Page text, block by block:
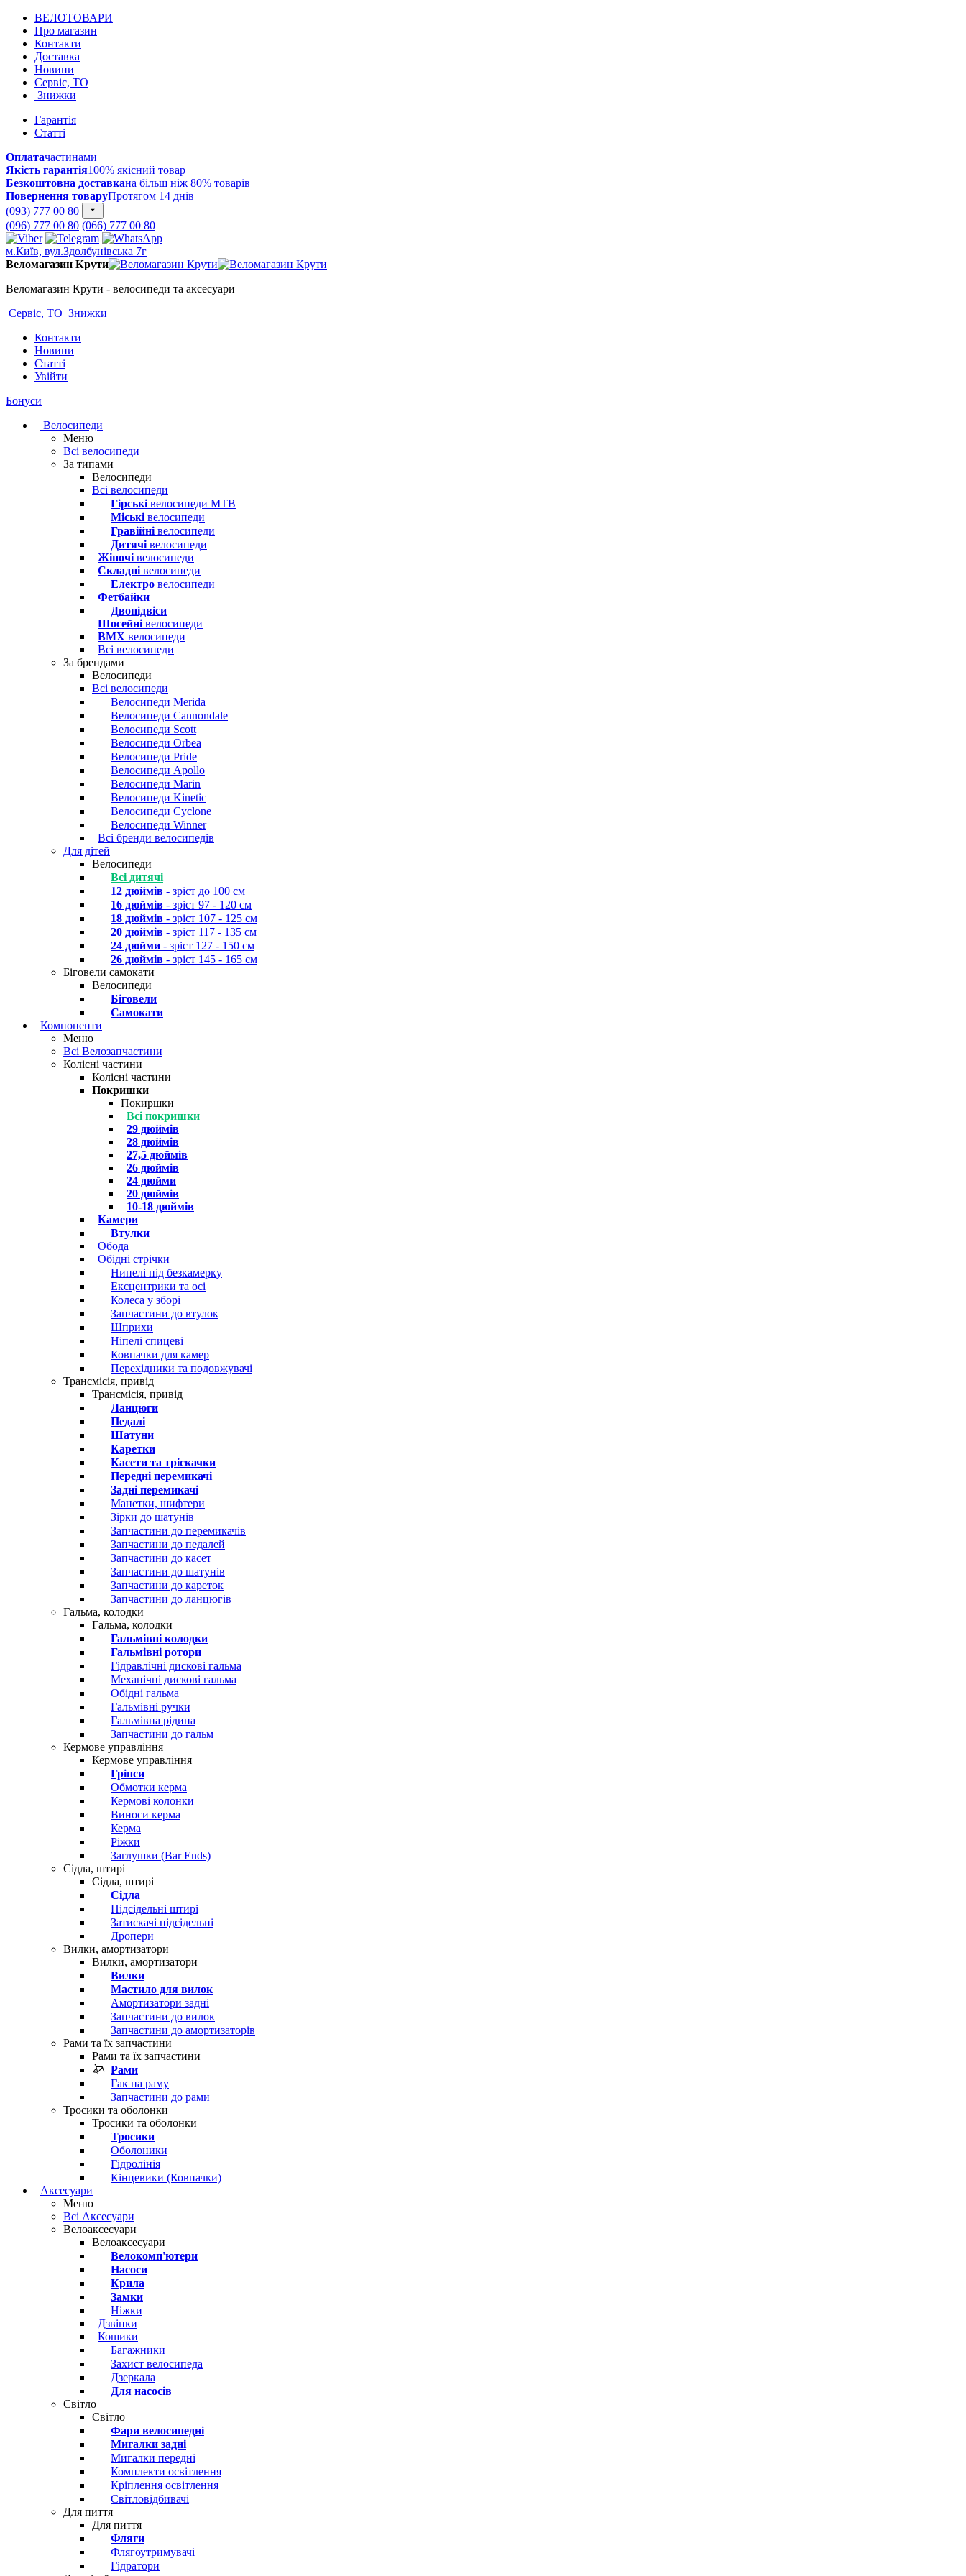
ВЕЛОТОВАРИ
Про магазин
Контакти
Доставка
Новини
Сервіс, ТО
Знижки
Гарантія
Статті
Оплатачастинами
Якість гарантія100% якісний товар
Безкоштовна доставкана більш ніж 80% товарів
Повернення товаруПротягом 14 днів
(093) 777 00 80
(096) 777 00 80 (066) 777 00 80
м.Київ, вул.Здолбунівська 7г
Веломагазин Крути
Веломагазин Крути - велосипеди та аксесуари
Сервіс, ТО Знижки
Контакти
Новини
Статті
Увійти
Бонуси
Велосипеди
Меню
Всі велосипеди
За типами
Велосипеди
Всі велосипеди
Гірські велосипеди MTB
Міські велосипеди
Гравійні велосипеди
Дитячі велосипеди
Жіночі велосипеди
Складні велосипеди
Електро велосипеди
Фетбайки
Двопідвіси
Шосейні велосипеди
BMX велосипеди
Всі велосипеди
За брендами
Велосипеди
Всі велосипеди
Велосипеди Merida
Велосипеди Cannondale
Велосипеди Scott
Велосипеди Orbea
Велосипеди Pride
Велосипеди Apollo
Велосипеди Marin
Велосипеди Kinetic
Велосипеди Cyclone
Велосипеди Winner
Всі бренди велосипедів
Для дітей
Велосипеди
Всі дитячі
12 дюймів - зріст до 100 см
16 дюймів - зріст 97 - 120 см
18 дюймів - зріст 107 - 125 см
20 дюймів - зріст 117 - 135 см
24 дюйми - зріст 127 - 150 см
26 дюймів - зріст 145 - 165 см
Біговели самокати
Велосипеди
Біговели
Самокати
Компоненти
Меню
Всі Велозапчастини
Колісні частини
Колісні частини
Покришки
Покиршки
Всі покришки
29 дюймів
28 дюймів
27,5 дюймів
26 дюймів
24 дюйми
20 дюймів
10-18 дюймів
Камери
Втулки
Обода
Обідні стрічки
Нипелі під безкамерку
Ексцентрики та осі
Колеса у зборі
Запчастини до втулок
Шприхи
Ніпелі спицеві
Ковпачки для камер
Перехідники та подовжувачі
Трансмісія, привід
Трансмісія, привід
Ланцюги
Педалі
Шатуни
Каретки
Касети та тріскачки
Передні перемикачі
Задні перемикачі
Манетки, шифтери
Зірки до шатунів
Запчастини до перемикачів
Запчастини до педалей
Запчастини до касет
Запчастини до шатунів
Запчастини до кареток
Запчастини до ланцюгів
Гальма, колодки
Гальма, колодки
Гальмівні колодки
Гальмівні ротори
Гідравлічні дискові гальма
Механічні дискові гальма
Обідні гальма
Гальмівні ручки
Гальмівна рідина
Запчастини до гальм
Кермове управління
Кермове управління
Гріпси
Обмотки керма
Кермові колонки
Виноси керма
Керма
Ріжки
Заглушки (Bar Ends)
Сідла, штирі
Сідла, штирі
Сідла
Підсідельні штирі
Затискачі підсідельні
Дропери
Вилки, амортизатори
Вилки, амортизатори
Вилки
Мастило для вилок
Амортизатори задні
Запчастини до вилок
Запчастини до амортизаторів
Рами та їх запчастини
Рами та їх запчастини
Рами
Гак на раму
Запчастини до рами
Тросики та оболонки
Тросики та оболонки
Тросики
Оболоники
Гідролінія
Кінцевики (Ковпачки)
Аксесуари
Меню
Всі Аксесуари
Велоаксесуари
Велоаксесуари
Велокомп'ютери
Насоси
Крила
Замки
Ніжки
Дзвінки
Кошики
Багажники
Захист велосипеда
Дзеркала
Для насосів
Світло
Світло
Фари велосипедні
Мигалки задні
Мигалки передні
Комплекти освітлення
Кріплення освітлення
Світловідбивачі
Для пиття
Для пиття
Фляги
Флягоутримувачі
Гідратори